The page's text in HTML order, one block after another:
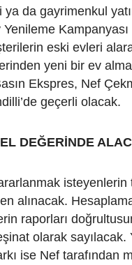
da gayrimenkul
Kampanyası
eski evleri
yeni bir ev alma
Ekspres, Nef
geçerli olacak.
DEĞERİNDE
isteyenlerin
alınacak.
raporları
olarak
ise Nef tarafından